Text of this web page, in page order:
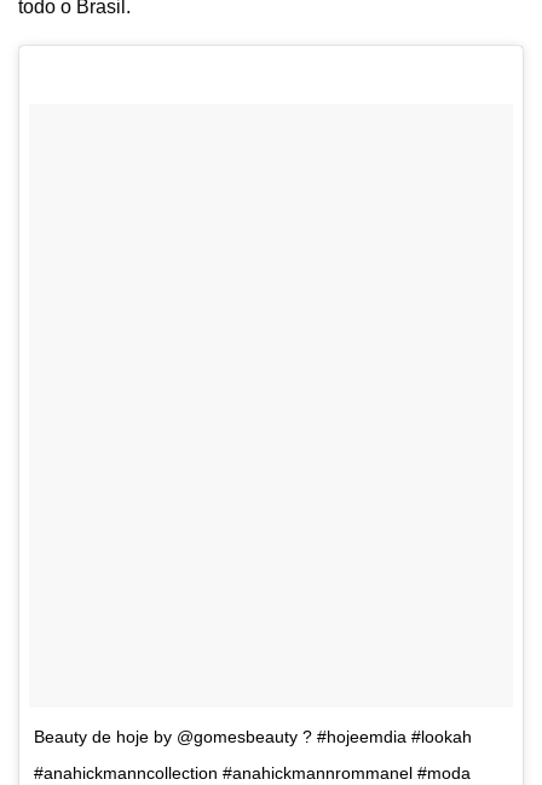
todo o Brasil.
Beauty de hoje by @gomesbeauty ? #hojeemdia #lookah
#anahickmanncollection #anahickmannrommanel #moda